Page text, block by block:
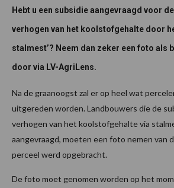
Hebt u een subsidie aangevraagd voor
verhogen van het koolstofgehalte door
stalmest’? Neem dan zeker een foto als
door via LV-AgriLens.
Na de graanoogst zal er op heel wat
uitgereden worden. Landbouwers die de
verhogen van het koolstofgehalte via
aangevraagd, moeten een foto nemen van
perceel werd opgebracht.
De foto moet genomen worden op het